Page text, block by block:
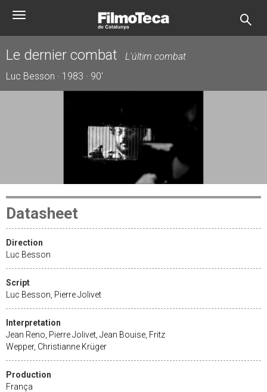
Toggle
Le dernier combat
L'últim combat
Luc Besson · 1983 · 90'
Datasheet
Direction
Luc Besson
Script
Luc Besson, Pierre Jolivet
Interpretation
Jean Reno, Pierre Jolivet, Jean Bouise, Fritz
Wepper, Christianne Krüger
Production
França